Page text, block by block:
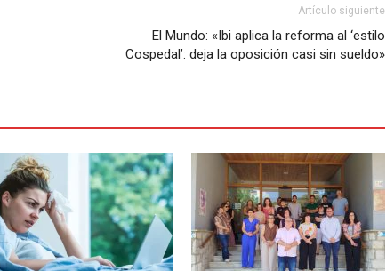
Artículo siguiente
El Mundo: «Ibi aplica la reforma al ‘estilo
Cospedal’: deja la oposición casi sin sueldo»